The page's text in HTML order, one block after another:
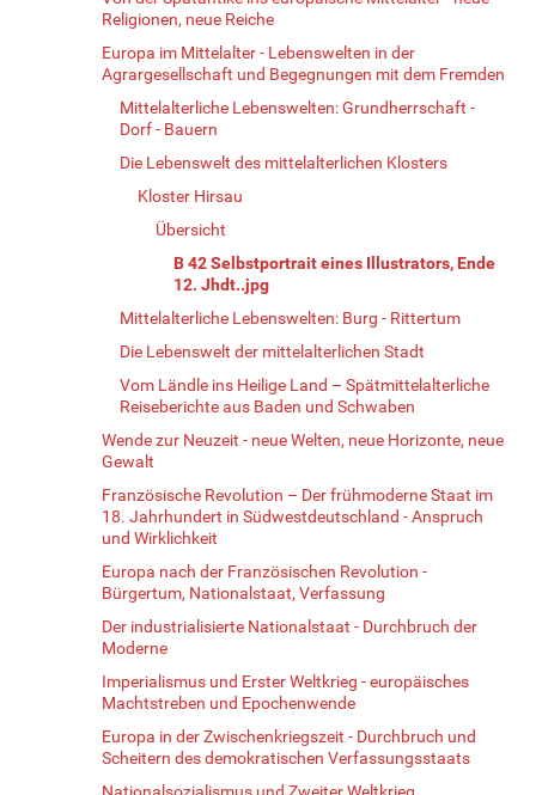
Religionen, neue Reiche
Europa im Mittelalter - Lebenswelten in der
Agrargesellschaft und Begegnungen mit dem Fremden
Mittelalterliche Lebenswelten: Grundherrschaft -
Dorf - Bauern
Die Lebenswelt des mittelalterlichen Klosters
Kloster Hirsau
Übersicht
B 42 Selbstportrait eines Illustrators, Ende
12. Jhdt..jpg
Mittelalterliche Lebenswelten: Burg - Rittertum
Die Lebenswelt der mittelalterlichen Stadt
Vom Ländle ins Heilige Land – Spätmittelalterliche
Reiseberichte aus Baden und Schwaben
Wende zur Neuzeit - neue Welten, neue Horizonte, neue
Gewalt
Französische Revolution – Der frühmoderne Staat im
18. Jahrhundert in Südwestdeutschland - Anspruch
und Wirklichkeit
Europa nach der Französischen Revolution -
Bürgertum, Nationalstaat, Verfassung
Der industrialisierte Nationalstaat - Durchbruch der
Moderne
Imperialismus und Erster Weltkrieg - europäisches
Machtstreben und Epochenwende
Europa in der Zwischenkriegszeit - Durchbruch und
Scheitern des demokratischen Verfassungsstaats